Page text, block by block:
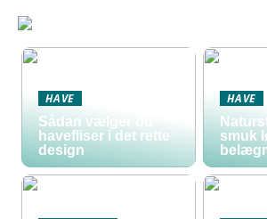
HAVE
Sådan vælger du
havefliser i det rette
design
HAVE
smuk